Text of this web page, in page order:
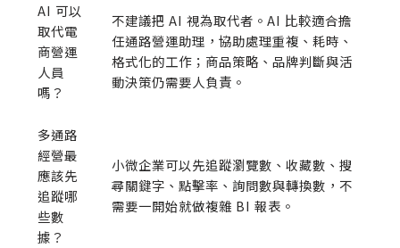
AI 可以
取代電
商營運
人員
嗎？
不建議把 AI 視為取代者。AI 比較適合擔
任通路營運助理，協助處理重複、耗時、
格式化的工作；商品策略、品牌判斷與活
動決策仍需要人負責。
多通路
經營最
應該先
追蹤哪
些數
據？
小微企業可以先追蹤瀏覽數、收藏數、搜
尋關鍵字、點擊率、詢問數與轉換數，不
需要一開始就做複雜 BI 報表。